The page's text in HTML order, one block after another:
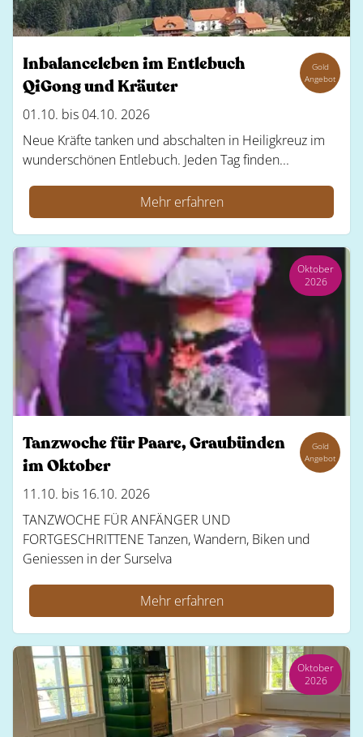
Inbalanceleben im Entlebuch
QiGong und Kräuter
Gold
Angebot
01.10. bis 04.10. 2026
Neue Kräfte tanken und abschalten in Heiligkreuz im
wunderschönen Entlebuch. Jeden Tag finden...
Mehr erfahren
Oktober
2026
Tanzwoche für Paare, Graubünden
im Oktober
Gold
Angebot
11.10. bis 16.10. 2026
TANZWOCHE FÜR ANFÄNGER UND
FORTGESCHRITTENE Tanzen, Wandern, Biken und
Geniessen in der Surselva
Mehr erfahren
Oktober
2026